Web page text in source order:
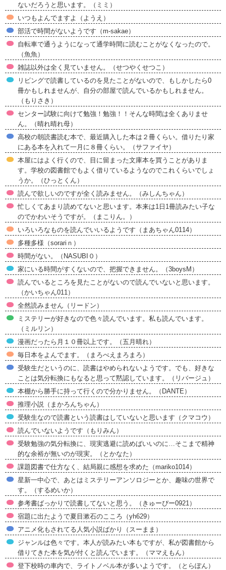
ないだろうと思います。（ミミ）
いつもよんでますよ（ようえ）
部活で時間がないようです（m-sakae）
自転車で通うようになって通学時間に読むことがなくなったので。
（魚魚）
雑誌以外は全く見ていません。（せつやくせつこ）
リビングで読書しているのを見たことがないので、もしかしたら0
冊かもしれませんが、自分の部屋で読んでいるかもしれません。
（もりさき）
センター試験に向けて勉強！勉強！！そんな時間は全くありませ
ん。（晴れ晴れ母）
高校の朝読書読む本で、最近購入した本は２冊くらい。借りたり家
にある本を入れて一月に８冊くらい。（サファイヤ）
本屋にはよく行くので、目に留まった文庫本を買うことがありま
す。学校の図書館でもよく借りているようなのでこれくらいでしょ
うか。（ひっとくん）
読んで欲しいのですが全く読みません。（みしんちゃん）
忙しくてあまり読めてないと思います。本来は1日1冊読みたい子な
のでかわいそうですが。（まこりん。）
いろいろなものを読んでいいるようです（まあちゃん0114）
多種多様（sorariｎ）
時間がない。（NASUBI０）
家にいる時間がすくないので、把握できません。（3boysM）
読んでいるところを見たことがないので読んでいないと思います。
（かいちゃん011）
全然読みません（リードン）
ミステリーが好きなので色々読んでいます。私も読んでいます。
（ミルリン）
漫画だったら月１０冊以上です。（五月晴れ）
毎日本をよんでます。（まろべえまろまろ）
受験生だというのに、読書はやめられないようです。でも、好きな
ことは気分転換にもなると思って黙認しています。（リバージュ）
本棚から勝手に持って行くので分かりません。（DANTE）
推理小説（まかろんちゃん）
受験生なので読書という読書はしていないと思います（クマコウ）
読んでいないようです（もりみん）
受験勉強の気分転換に、現実逃避に読めばいいのに…そこまで精神
的な余裕が無いのが現実。（とかなた）
課題図書で仕方なく、結局親に感想を求めた（mariko1014）
星新一中心で、あとはミステリーアンソロジーとか、趣味の世界で
す。（するめいか）
参考書ばっかりで読書してないと思う。（きゅーぴー0921）
宿題に出たようで夏目漱石のこころ（yh629）
アニメ化もされてる人気小説ばかり（スーまま）
ジャンルは色々です。本人が読みたい本もですが、私が図書館から
借りてきた本を気が付くと読んでいます。（ママえもん）
登下校時の車内で、ライトノベル本が多いようです。（とらぽん）